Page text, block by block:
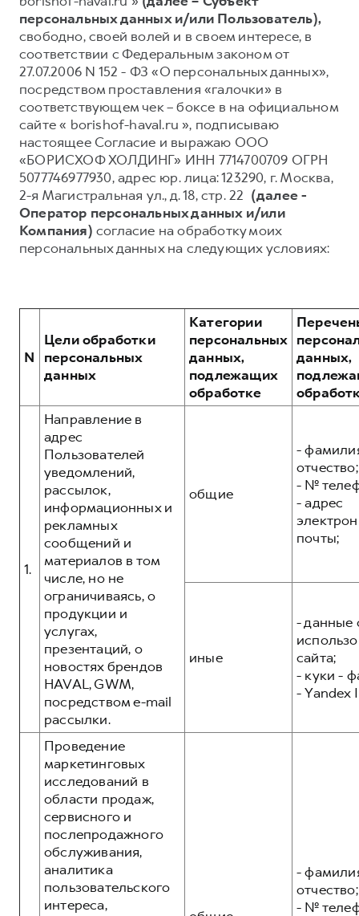
DARGO DARGO X
от 3 499 000 ₽
F7
от 2 899 000 ₽
F7X
от 3 599 000 ₽
от 3 449 000 ₽
Тест-драйв
Трейд-ин
КРЕДИТ И СТРАХОВАНИЕ
Кредитный калькулятор
Страхование
Кредит
КОРПОРАТИВНЫМ КЛИЕНТАМ
Для малого бизнеса
Крупным корпоративным клиентам
Система управления автопарком
Сервис для корпоративных клиентов
АКСЕССУАРЫ HAVAL
Автомобильные аксессуары
Коллекция CITY
Коллекция Базовая
Коллекция Детская
СЕРВИСНОЕ ОБСЛУЖИВАНИЕ
Нулевое ТО
Программа «Помощь на дороге»
Регламенты технического обслуживания
Электронный ПТС
ПОДДЕРЖКА
GWM Безопасность
Гарантия HAVAL
Мобильное приложение GWM
Руководства по эксплуатации
Подписки
АКСЕССУАРЫ HAVAL
Автомобильные аксессуары
Коллекция CITY
Коллекция Базовая
Коллекция Детская
О дилере
Наша команда
Контакты
персональных данных и/или Пользователь),
свободно, своей волей и в своем интересе, в
соответствии с Федеральным законом от
27.07.2006 N 152 - ФЗ «О персональных данных»,
посредством проставления «галочки» в
соответствующем чек – боксе в на официальном
сайте « borishof-haval.ru », подписываю
настоящее Согласие и выражаю ООО
«БОРИСХОФ ХОЛДИНГ» ИНН 7714700709 ОГРН
5077746977930, адрес юр. лица: 123290, г. Москва,
2-я Магистральная ул., д. 18, стр. 22 (далее -
Оператор персональных данных и/или
Компания) согласие на обработку моих
персональных данных на следующих условиях:
N
Цели обработки
персональных
данных
Категории
персональных
данных,
подлежащих
обработке
данных,
1.
Направление в
адрес
Пользователей
уведомлений,
рассылок,
информационных и
рекламных
сообщений и
материалов в том
числе, но не
ограничиваясь, о
продукции и
услугах,
презентаций, о
новостях брендов
HAVAL, GWM,
посредством e-mail
рассылки.
общие
-
отчество;
- №
- адрес
почты;
иные
- данные
сайта;
- куки -
- Yandex
Проведение
маркетинговых
исследований в
области продаж,
сервисного и
послепродажного
обслуживания,
аналитика
пользовательского
интереса,
-
отчество;
- №